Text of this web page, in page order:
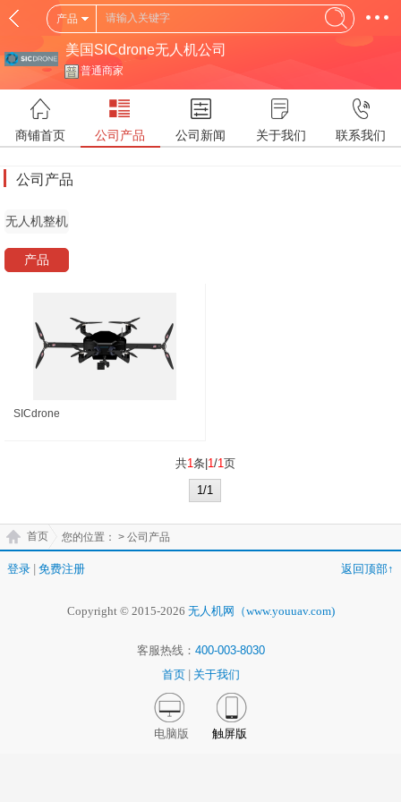
产品
美国SICdrone无人机公司
普通商家
商铺首页 公司产品 公司新闻 关于我们 联系我们
公司产品
无人机整机
产品
SICdrone
共1条| 1/1页
1/1
您的位置：
首页 > 公司产品
登录 免费注册 返回顶部↑
Copyright © 2015-2026 无人机网（www.youuav.com)
客服热线： 400-003-8030
首页
关于我们
电脑版 触屏版